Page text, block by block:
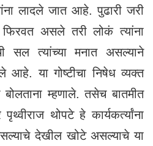
लादले जात आहे. पुढारी जरी
फिरवत असले तरी लोकं त्यांना
सल त्यांच्या मनात असल्याने
आहे. या गोष्टीचा निषेध व्यक्त
म्हणाले. तसेच बातमीत
थोपटे हे कार्यकर्त्यांना
देखील खोटे असल्याचे या